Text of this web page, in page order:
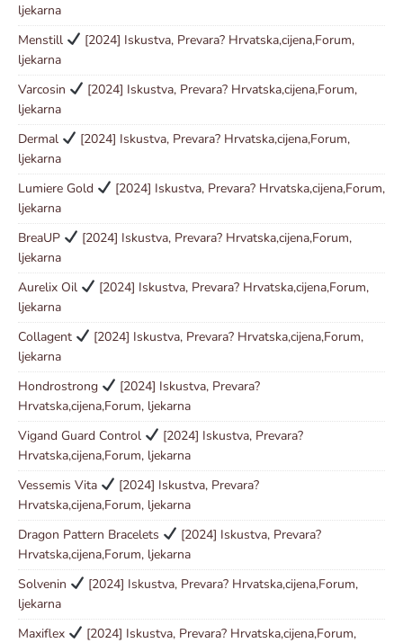
ljekarna
Menstill
[2024] Iskustva, Prevara? Hrvatska,cijena,Forum,
ljekarna
Varcosin
[2024] Iskustva, Prevara? Hrvatska,cijena,Forum,
ljekarna
Dermal
[2024] Iskustva, Prevara? Hrvatska,cijena,Forum,
ljekarna
Lumiere Gold
[2024] Iskustva, Prevara? Hrvatska,cijena,Forum,
ljekarna
BreaUP
[2024] Iskustva, Prevara? Hrvatska,cijena,Forum,
ljekarna
Aurelix Oil
[2024] Iskustva, Prevara? Hrvatska,cijena,Forum,
ljekarna
Collagent
[2024] Iskustva, Prevara? Hrvatska,cijena,Forum,
ljekarna
Hondrostrong
[2024] Iskustva, Prevara?
Hrvatska,cijena,Forum, ljekarna
Vigand Guard Control
[2024] Iskustva, Prevara?
Hrvatska,cijena,Forum, ljekarna
Vessemis Vita
[2024] Iskustva, Prevara?
Hrvatska,cijena,Forum, ljekarna
Dragon Pattern Bracelets
[2024] Iskustva, Prevara?
Hrvatska,cijena,Forum, ljekarna
Solvenin
[2024] Iskustva, Prevara? Hrvatska,cijena,Forum,
ljekarna
Maxiflex
[2024] Iskustva, Prevara? Hrvatska,cijena,Forum,